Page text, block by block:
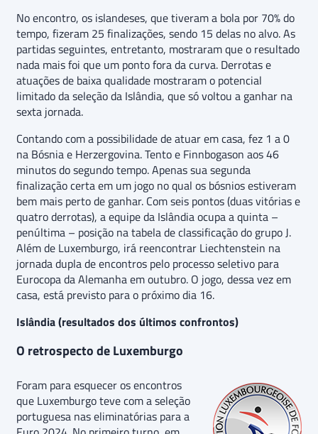
No encontro, os islandeses, que tiveram a bola por 70% do
tempo, fizeram 25 finalizações, sendo 15 delas no alvo. As
partidas seguintes, entretanto, mostraram que o resultado
nada mais foi que um ponto fora da curva. Derrotas e
atuações de baixa qualidade mostraram o potencial
limitado da seleção da Islândia, que só voltou a ganhar na
sexta jornada.
Contando com a possibilidade de atuar em casa, fez 1 a 0
na Bósnia e Herzergovina. Tento e Finnbogason aos 46
minutos do segundo tempo. Apenas sua segunda
finalização certa em um jogo no qual os bósnios estiveram
bem mais perto de ganhar. Com seis pontos (duas vitórias e
quatro derrotas), a equipe da Islândia ocupa a quinta –
penúltima – posição na tabela de classificação do grupo J.
Além de Luxemburgo, irá reencontrar Liechtenstein na
jornada dupla de encontros pelo processo seletivo para
Eurocopa da Alemanha em outubro. O jogo, dessa vez em
casa, está previsto para o próximo dia 16.
Islândia (resultados dos últimos confrontos)
O retrospecto de Luxemburgo
Foram para esquecer os encontros
que Luxemburgo teve com a seleção
portuguesa nas eliminatórias para a